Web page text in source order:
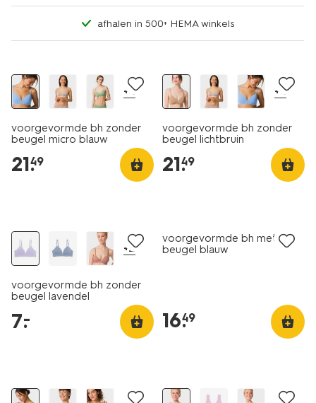
afhalen in 500+ HEMA winkels
+4
voorgevormde bh zonder
beugel micro blauw
21.
49
+4
voorgevormde bh zonder
beugel lichtbruin
21.
49
+2
voorgevormde bh zonder
beugel lavendel
7.
–
voorgevormde bh met
beugel blauw
16.
49